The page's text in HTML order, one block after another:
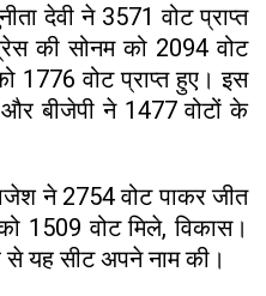
देवी ने 3571 वोट प्राप्त
की सोनम को 2094 वोट
1776 वोट प्राप्त हुए। इस
और बीजेपी ने 1477 वोटों के
ने 2754 वोट पाकर जीत
1509 वोट मिले, विकास।
यह सीट अपने नाम की।